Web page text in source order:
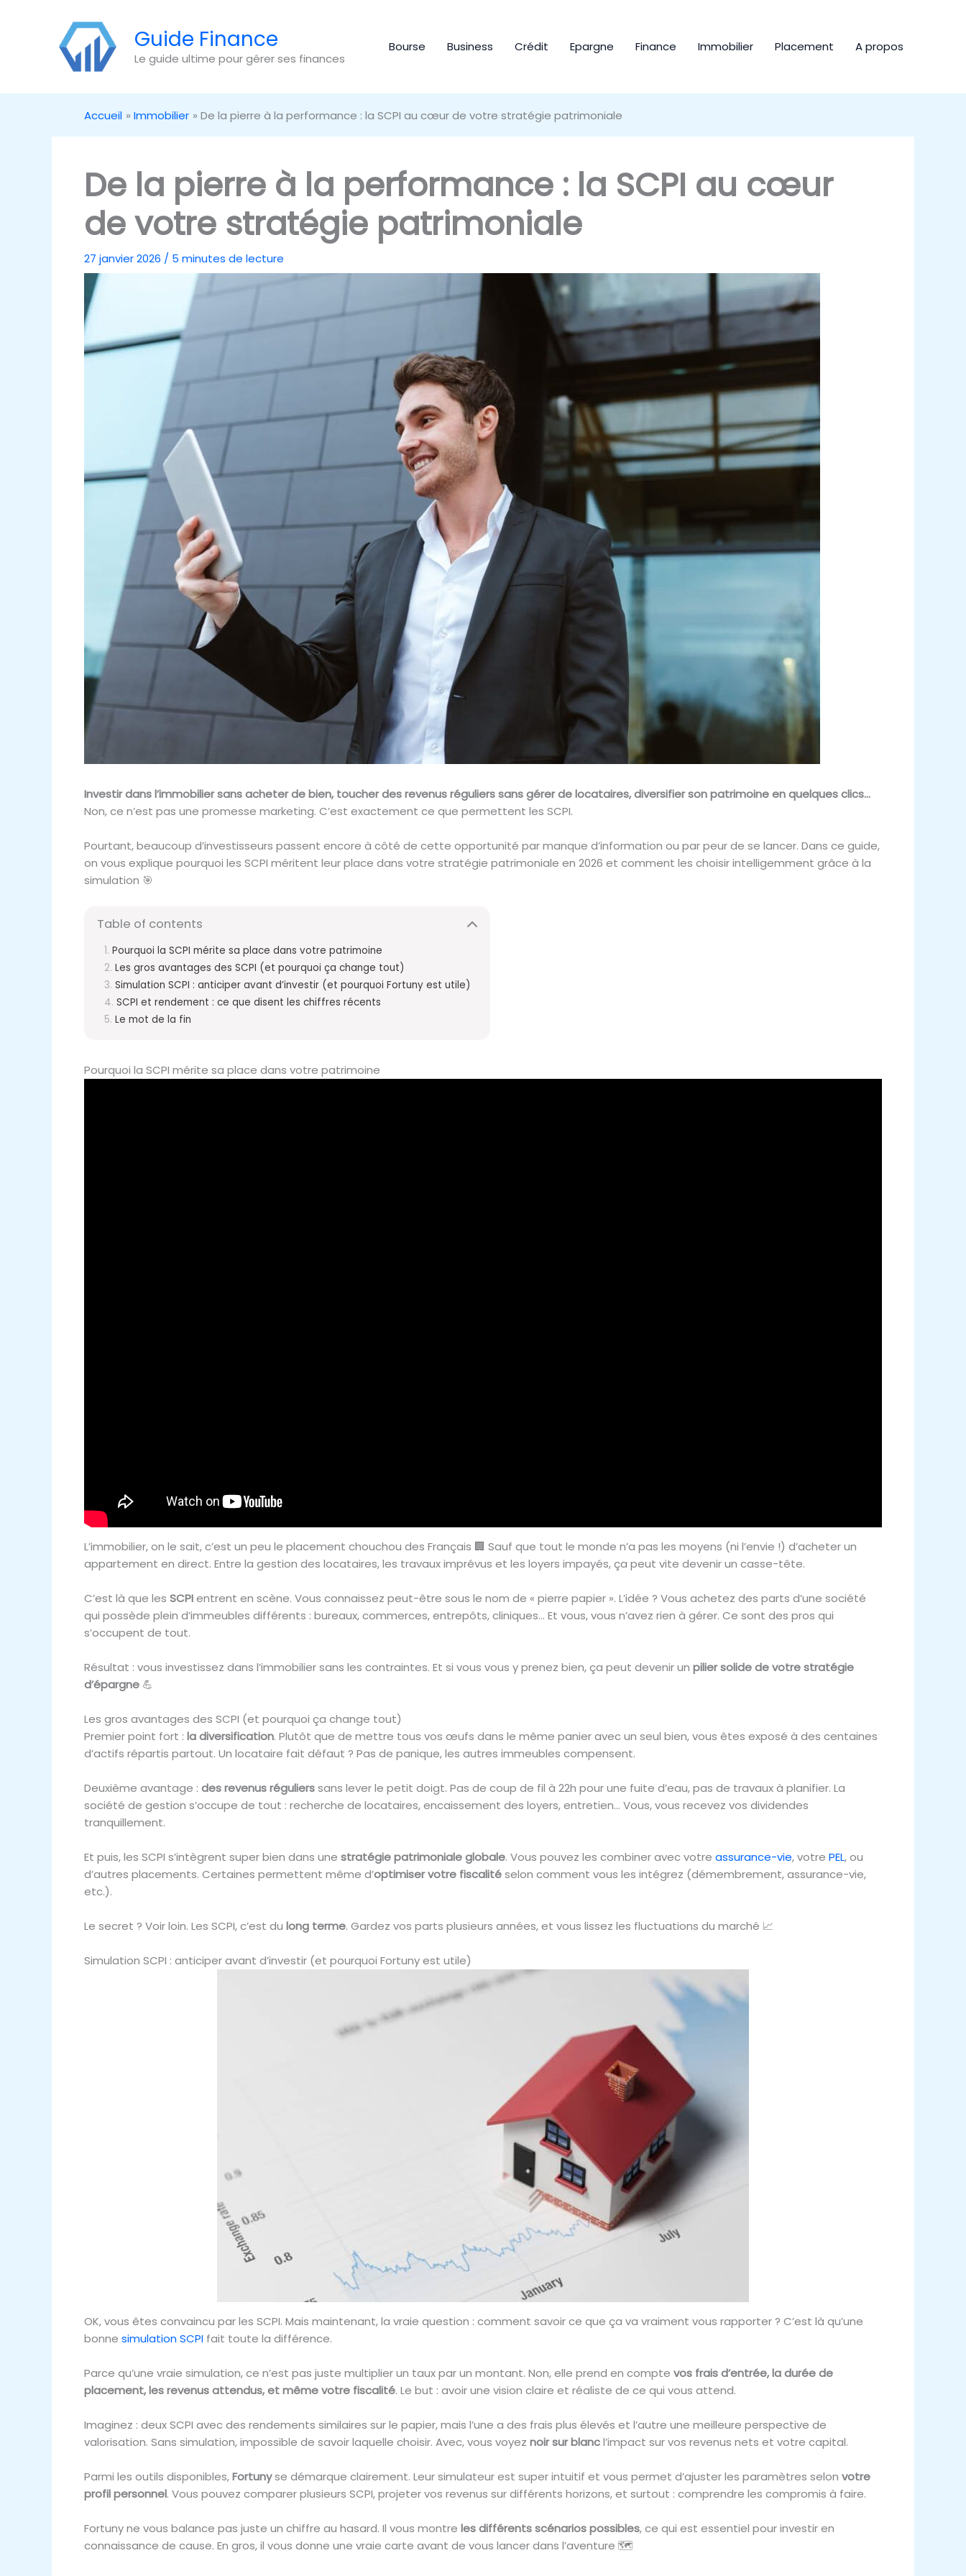
Guide Finance
Le guide ultime pour gérer ses finances
Bourse Business Crédit Epargne Finance Immobilier Placement A propos
Accueil Immobilier De la pierre à la performance : la SCPI au cœur de votre stratégie patrimoniale
De la pierre à la performance : la SCPI au cœur
de votre stratégie patrimoniale
27 janvier 2026 / 5 minutes de lecture
Investir dans l’immobilier sans acheter de bien, toucher des revenus réguliers sans gérer de locataires, diversifier son patrimoine en quelques clics…
Non, ce n’est pas une promesse marketing. C’est exactement ce que permettent les SCPI.
Pourtant, beaucoup d’investisseurs passent encore à côté de cette opportunité par manque d’information ou par peur de se lancer. Dans ce guide,
on vous explique pourquoi les SCPI méritent leur place dans votre stratégie patrimoniale en 2026 et comment les choisir intelligemment grâce à la
simulation 🎯
Table of contents
Pourquoi la SCPI mérite sa place dans votre patrimoine
Les gros avantages des SCPI (et pourquoi ça change tout)
Simulation SCPI : anticiper avant d’investir (et pourquoi Fortuny est utile)
SCPI et rendement : ce que disent les chiffres récents
Le mot de la fin
Pourquoi la SCPI mérite sa place dans votre patrimoine
L’immobilier, on le sait, c’est un peu le placement chouchou des Français 🏢 Sauf que tout le monde n’a pas les moyens (ni l’envie !) d’acheter un
appartement en direct. Entre la gestion des locataires, les travaux imprévus et les loyers impayés, ça peut vite devenir un casse-tête.
C’est là que les SCPIentrent en scène. Vous connaissez peut-être sous le nom de « pierre papier ». L’idée ? Vous achetez des parts d’une société
qui possède plein d’immeubles différents : bureaux, commerces, entrepôts, cliniques… Et vous, vous n’avez rien à gérer. Ce sont des pros qui
s’occupent de tout.
Résultat : vous investissez dans l’immobilier sans les contraintes. Et si vous vous y prenez bien, ça peut devenir un pilier solide de votre stratégie
d’épargne 💪
Les gros avantages des SCPI (et pourquoi ça change tout)
Premier point fort : la diversification. Plutôt que de mettre tous vos œufs dans le même panier avec un seul bien, vous êtes exposé à des centaines
d’actifs répartis partout. Un locataire fait défaut ? Pas de panique, les autres immeubles compensent.
Deuxième avantage : des revenus régulierssans lever le petit doigt. Pas de coup de fil à 22h pour une fuite d’eau, pas de travaux à planifier. La
société de gestion s’occupe de tout : recherche de locataires, encaissement des loyers, entretien… Vous, vous recevez vos dividendes
tranquillement.
Et puis, les SCPI s’intègrent super bien dans une stratégie patrimoniale globale. Vous pouvez les combiner avec votre assurance-vie, votre PEL, ou
d’autres placements. Certaines permettent même d’optimiser votre fiscalitéselon comment vous les intégrez (démembrement, assurance-vie,
etc.).
Le secret ? Voir loin. Les SCPI, c’est du long terme. Gardez vos parts plusieurs années, et vous lissez les fluctuations du marché 📈
Simulation SCPI : anticiper avant d’investir (et pourquoi Fortuny est utile)
OK, vous êtes convaincu par les SCPI. Mais maintenant, la vraie question : comment savoir ce que ça va vraiment vous rapporter ? C’est là qu’une
bonne simulation SCPI fait toute la différence.
Parce qu’une vraie simulation, ce n’est pas juste multiplier un taux par un montant. Non, elle prend en compte vos frais d’entrée, la durée de
placement, les revenus attendus, et même votre fiscalité. Le but : avoir une vision claire et réaliste de ce qui vous attend.
Imaginez : deux SCPI avec des rendements similaires sur le papier, mais l’une a des frais plus élevés et l’autre une meilleure perspective de
valorisation. Sans simulation, impossible de savoir laquelle choisir. Avec, vous voyez noir sur blancl’impact sur vos revenus nets et votre capital.
Parmi les outils disponibles,Fortunyse démarque clairement. Leur simulateur est super intuitif et vous permet d’ajuster les paramètres selon votre
profil personnel. Vous pouvez comparer plusieurs SCPI, projeter vos revenus sur différents horizons, et surtout : comprendre les compromis à faire.
Fortuny ne vous balance pas juste un chiffre au hasard. Il vous montre les différents scénarios possibles, ce qui est essentiel pour investir en
connaissance de cause. En gros, il vous donne une vraie carte avant de vous lancer dans l’aventure 🗺️